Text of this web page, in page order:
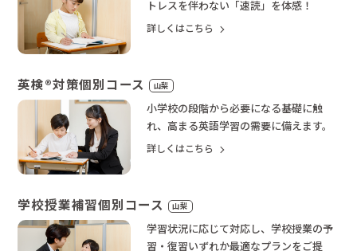
トレスを伴わない「速読」を体感！
詳しくはこちら
英検®対策個別コース 山梨
小学校の段階から必要になる基礎に触
れ、高まる英語学習の需要に備えます。
詳しくはこちら
学校授業補習個別コース 山梨
学習状況に応じて対応し、学校授業の予
習・復習いずれか最適なプランをご提